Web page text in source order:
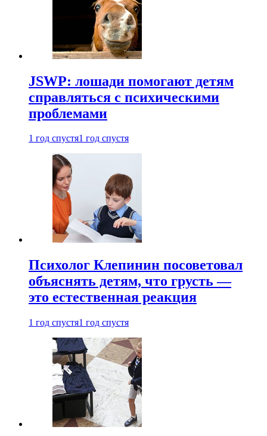
JSWP: лошади помогают детям
справляться с психическими
проблемами
1 год спустя1 год спустя
Психолог Клепинин посоветовал
объяснять детям, что грусть —
это естественная реакция
1 год спустя1 год спустя